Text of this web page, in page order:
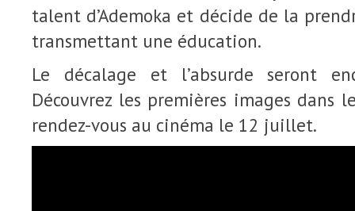
talent d’Ademoka et décide de la
transmettant une éducation.
Le décalage et l’absurde seront
Découvrez les premières images dans
rendez-vous au cinéma le 12 juillet.